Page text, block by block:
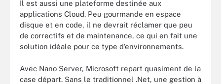
Il est aussi une plateforme destinée aux
applications Cloud. Peu gourmande en espace
disque et en code, il ne devrait réclamer que peu
de correctifs et de maintenance, ce qui en fait une
solution idéale pour ce type d’environnements.
Avec Nano Server, Microsoft repart quasiment de la
case départ. Sans le traditionnel .Net, une gestion à